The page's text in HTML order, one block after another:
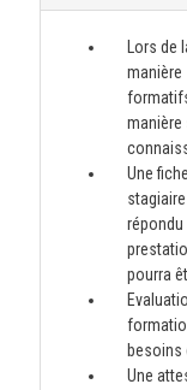
Lors
manière
Une
répondu
pourra
besoins
Une